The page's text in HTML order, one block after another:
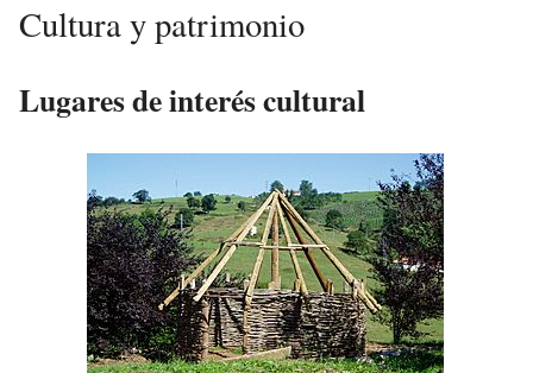
Cultura y patrimonio
Lugares de interés cultural